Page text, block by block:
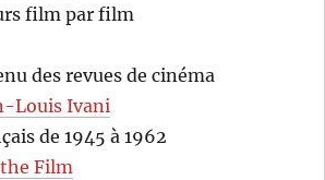
film par film
des revues de cinéma
Louis Ivani
de 1945 à 1962
Film